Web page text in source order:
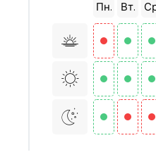
Пн. Вт.